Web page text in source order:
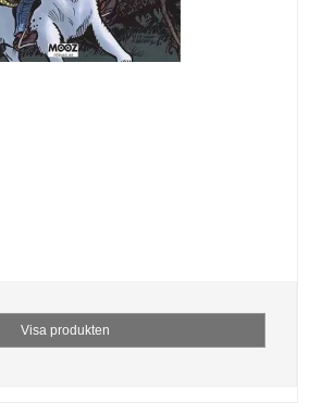
Visa produkten